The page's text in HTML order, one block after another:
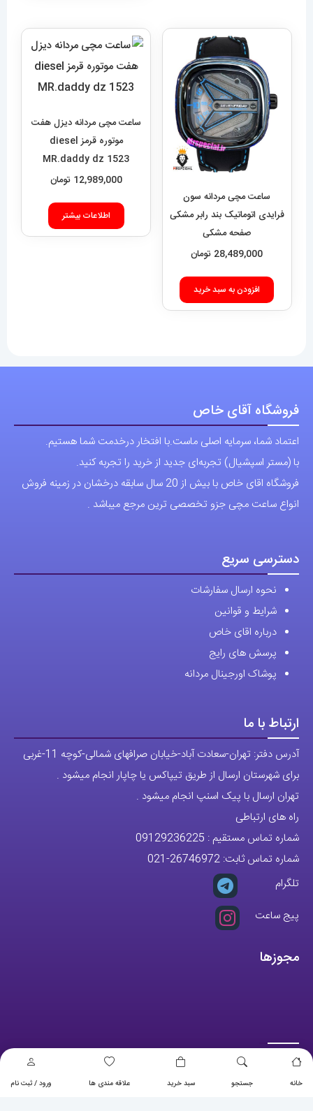
خانه جستجو سبد خرید علاقه مندی ها ورود / ثبت نام
ساعت مچی مردانه سون
فرایدی اتوماتیک بند رابر مشکی
صفحه مشکی
SEVENFRIDAY 021408
28,489,000 تومان
افزودن به سبد خرید
ساعت مچی مردانه دیزل هفت
موتوره قرمز diesel
MR.daddy dz 1523
12,989,000 تومان
اطلاعات بیشتر
فروشگاه آقای خاص
اعتماد شما، سرمایه اصلی ماست.با افتخار درخدمت شما هستیم.
با (مستر اسپشیال) تجربه‌ای جدید از خرید را تجربه کنید.
فروشگاه اقای خاص با بیش از 20 سال سابقه درخشان در زمینه فروش
انواع ساعت مچی جزو تخصصی ترین مرجع میباشد .
دسترسی سریع
نحوه ارسال سفارشات
شرایط و قوانین
درباره اقای خاص
پرسش های رایج
پوشاک اورجینال مردانه
ارتباط با ما
آدرس دفتر: تهران-سعادت آباد-خیابان صرافهای شمالی-کوچه 11-غربی
برای شهرستان ارسال از طریق تیپاکس یا چاپار انجام میشود .
تهران ارسال با پیک اسنپ انجام میشود .
راه های ارتباطی
شماره تماس مستقیم : 09129236225
شماره تماس ثابت: 26746972
-021
تلگرام
پیج ساعت
مجوزها